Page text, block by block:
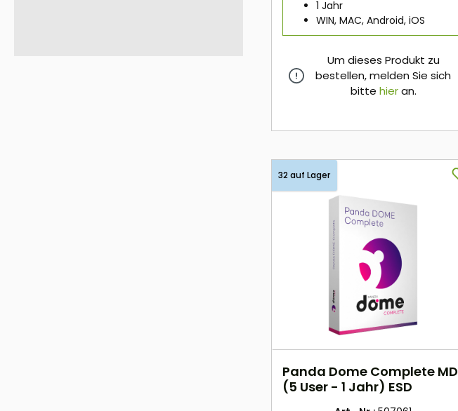
1 Jahr
WIN, MAC, Android, iOS
Um dieses Produkt zu
bestellen, melden Sie sich
bitte hieran.
32 auf Lager
Panda Dome Complete MD
(5 User - 1 Jahr) ESD